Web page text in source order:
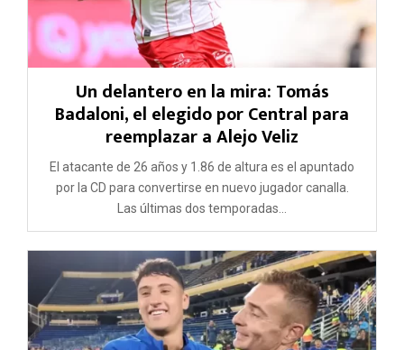
Un delantero en la mira: Tomás
Badaloni, el elegido por Central para
reemplazar a Alejo Veliz
El atacante de 26 años y 1.86 de altura es el apuntado
por la CD para convertirse en nuevo jugador canalla.
Las últimas dos temporadas...